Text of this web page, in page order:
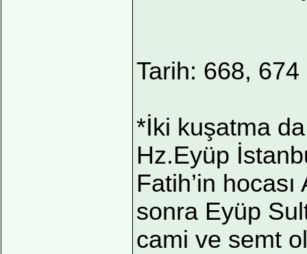
Tarih: 668, 674
*İki kuşatma
Hz.Eyüp
Fatih’in
sonra Eyüp
cami ve semt